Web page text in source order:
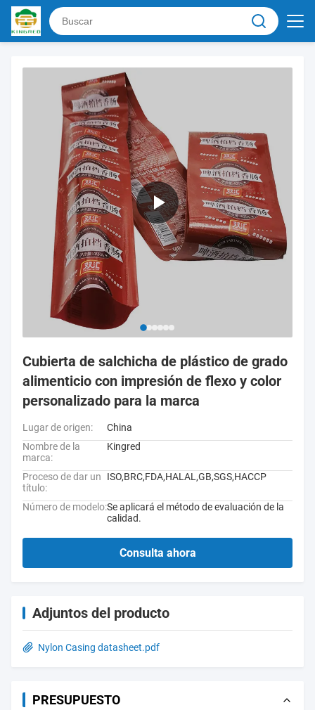
Cubierta de salchicha de plástico de grado
alimenticio con impresión de flexo y color
personalizado para la marca
Lugar de origen:
China
Nombre de la
marca:
Kingred
Proceso de dar un
título:
ISO,BRC,FDA,HALAL,GB,SGS,HACCP
Número de modelo:Se aplicará el método de evaluación de la
calidad.
Consulta ahora
Adjuntos del producto
Nylon Casing datasheet.pdf
PRESUPUESTO